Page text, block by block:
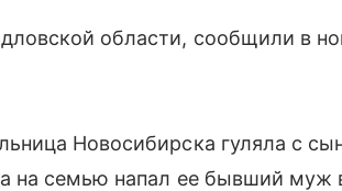
области, сообщили в
Новосибирска гуляла с
на семью напал ее бывший муж